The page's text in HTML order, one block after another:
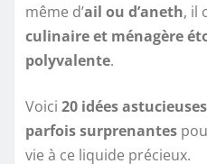
même d’ail ou d’aneth, il
culinaire et ménagère
polyvalente.
Voici 20 idées
parfois surprenantes
vie à ce liquide précieux.